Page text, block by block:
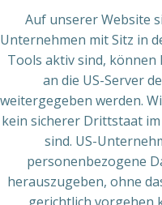
Auf unserer Website
Unternehmen mit Sitz in
Tools aktiv sind,
an die US-Server
weitergegeben werden.
kein sicherer Drittstaat
sind. US-
personenbezogene
herauszugeben, ohne